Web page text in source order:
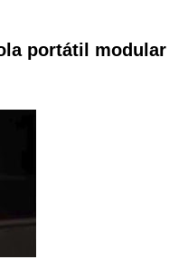
portátil modular